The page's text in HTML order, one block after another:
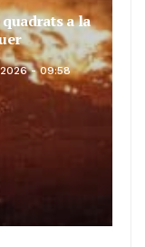
a la
- 09:58